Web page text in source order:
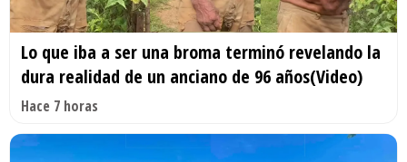
Lo que iba a ser una broma terminó revelando la
dura realidad de un anciano de 96 años(Video)
Hace 7 horas